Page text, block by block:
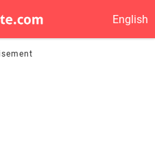
English